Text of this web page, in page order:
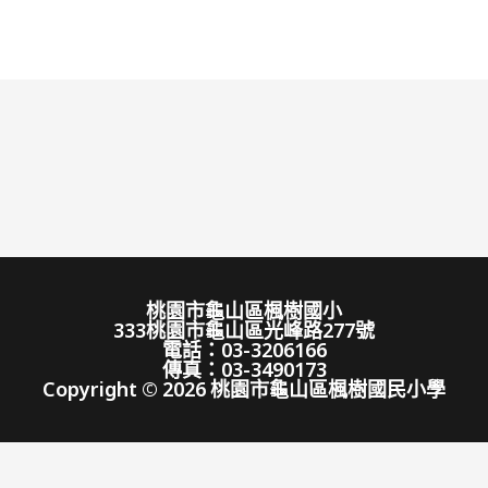
桃園市龜山區楓樹國小
333桃園市龜山區光峰路277號
電話：03-3206166
傳真：03-3490173
Copyright © 2026 桃園市龜山區楓樹國民小學